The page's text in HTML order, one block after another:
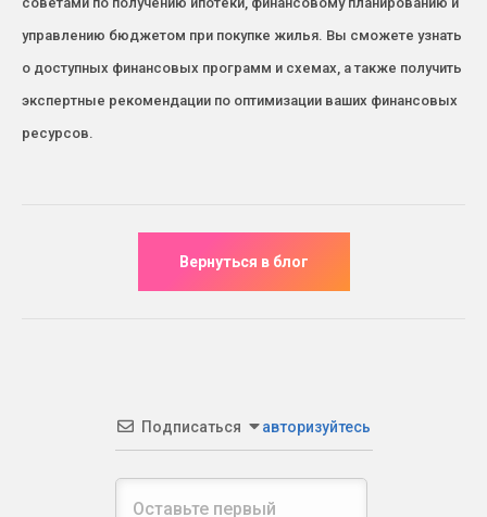
управлению бюджетом при покупке жилья. Вы сможете узнать
о доступных финансовых программ и схемах, а также получить
экспертные рекомендации по оптимизации ваших финансовых
ресурсов.
Подписаться авторизуйтесь